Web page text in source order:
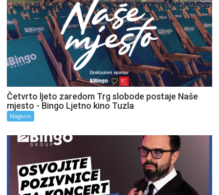
Četvrto ljeto zaredom Trg slobode postaje Naše
mjesto - Bingo Ljetno kino Tuzla
Magazin